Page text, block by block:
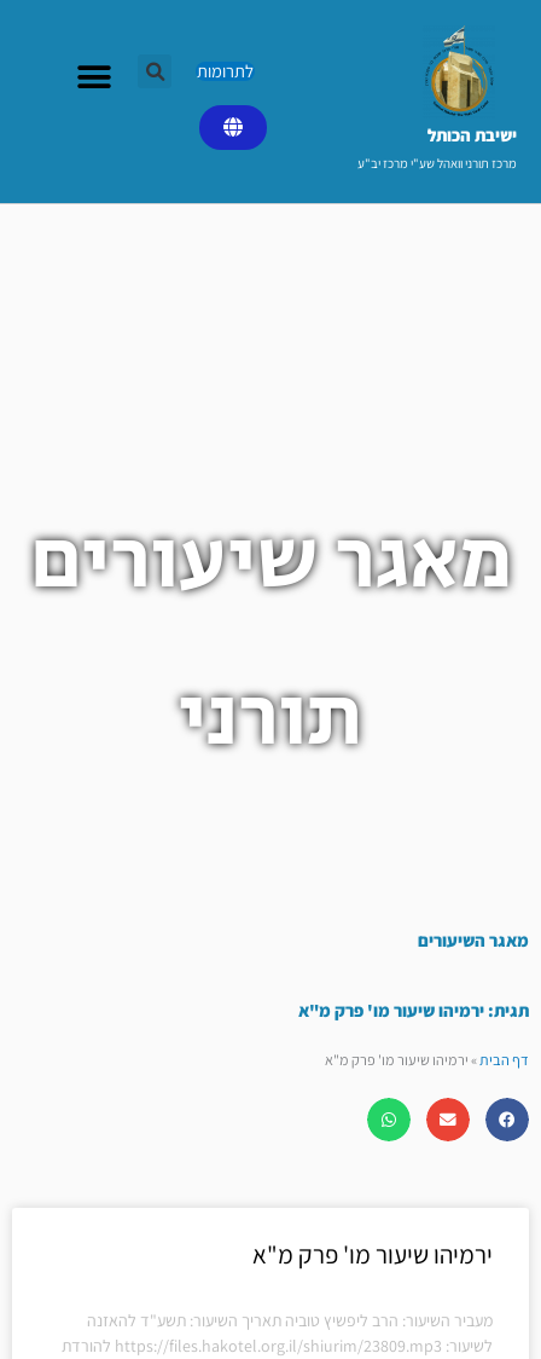
ישיבת הכותל​
מרכז תורני וואהל שע"י מרכז יב"ע
לתרומות
מאגר שיעורים
תורני
מאגר השיעורים
תגית: ירמיהו שיעור מו' פרק מ"א
דף הבית»ירמיהו שיעור מו' פרק מ"א
ירמיהו שיעור מו' פרק מ"א
מעביר השיעור: הרב ליפשיץ טוביה תאריך השיעור: תשע"ד להאזנה
לשיעור: https://files.hakotel.org.il/shiurim/23809.mp3 להורדת